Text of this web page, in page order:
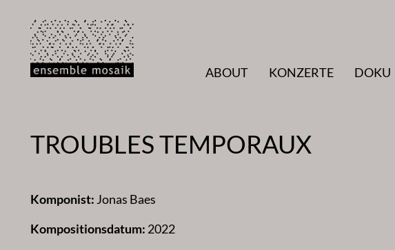
Inhalt
springen
ABOUT
KONZERTE DOKU
TROUBLES TEMPORAUX
Komponist:Jonas Baes
Kompositionsdatum: 2022